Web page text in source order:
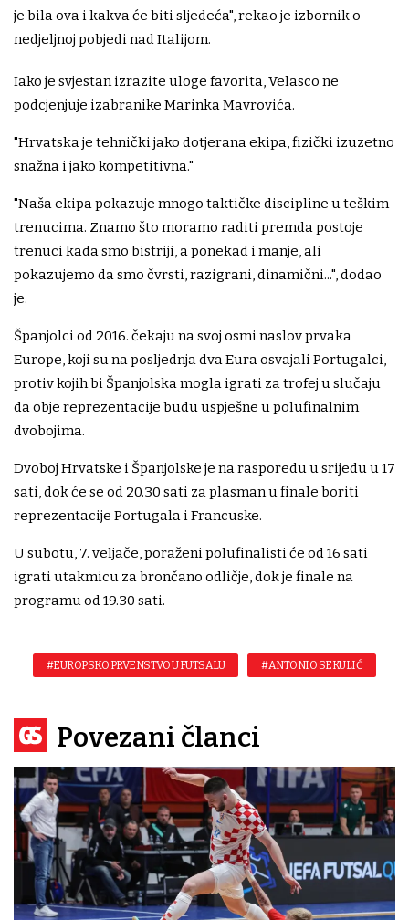
je bila ova i kakva će biti sljedeća", rekao je izbornik o
nedjeljnoj pobjedi nad Italijom.
Iako je svjestan izrazite uloge favorita, Velasco ne
podcjenjuje izabranike Marinka Mavrovića.
"Hrvatska je tehnički jako dotjerana ekipa, fizički izuzetno
snažna i jako kompetitivna."
"Naša ekipa pokazuje mnogo taktičke discipline u teškim
trenucima. Znamo što moramo raditi premda postoje
trenuci kada smo bistriji, a ponekad i manje, ali
pokazujemo da smo čvrsti, razigrani, dinamični...", dodao
je.
Španjolci od 2016. čekaju na svoj osmi naslov prvaka
Europe, koji su na posljednja dva Eura osvajali Portugalci,
protiv kojih bi Španjolska mogla igrati za trofej u slučaju
da obje reprezentacije budu uspješne u polufinalnim
dvobojima.
Dvoboj Hrvatske i Španjolske je na rasporedu u srijedu u 17
sati, dok će se od 20.30 sati za plasman u finale boriti
reprezentacije Portugala i Francuske.
U subotu, 7. veljače, poraženi polufinalisti će od 16 sati
igrati utakmicu za brončano odličje, dok je finale na
programu od 19.30 sati.
#EUROPSKO PRVENSTVO U FUTSALU #ANTONIO SEKULIĆ
Povezani članci